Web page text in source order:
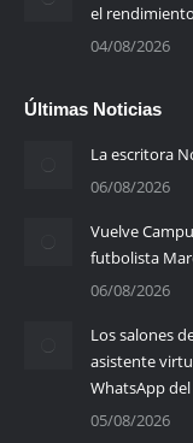
el
04/08/2026
Últimas Noticias
La escritora
06/08/2026
Vuelve
futbolista
06/08/2026
Los salones
asistente
WhatsApp
05/08/2026